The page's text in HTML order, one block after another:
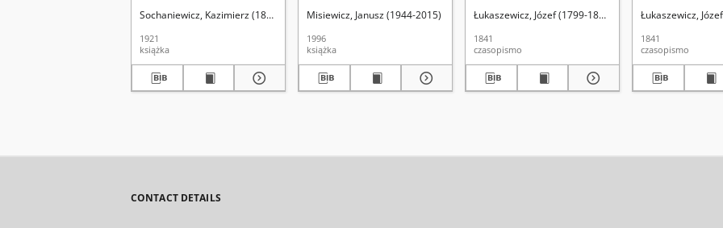
Sochaniewicz, Kazimierz (1892-1930)
1921
książka
Misiewicz, Janusz (1944-2015)
1996
książka
Łukaszewicz, Józef (1799-1873). Red.
1841
czasopismo
Łukaszewicz,
1841
czasopismo
CONTACT DETAILS